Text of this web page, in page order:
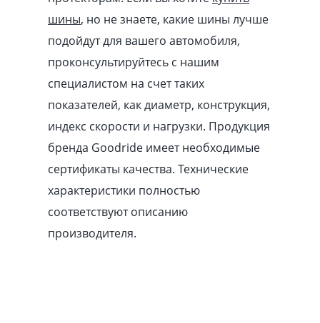
шины, но не знаете, какие шины лучше
подойдут для вашего автомобиля,
проконсультируйтесь с нашим
специалистом на счет таких
показателей, как диаметр, конструкция,
индекс скорости и нагрузки. Продукция
бренда Goodride имеет необходимые
сертификаты качества. Технические
характеристики полностью
соответствуют описанию
производителя.